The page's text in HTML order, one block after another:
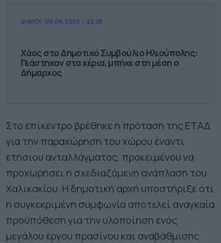
ΔΗΜΟΙ 09.06.2026 - 22.18
Χάος στο Δημοτικό Συμβούλιο Ηλιούπολης:
Πιάστηκαν στα χέρια, μπήκε στη μέση ο
Δήμαρχος
Στο επίκεντρο βρέθηκε η πρόταση της ΕΤΑΔ
για την παραχώρηση του χώρου έναντι
ετήσιου ανταλλάγματος, προκειμένου να
προχωρήσει η σχεδιαζόμενη ανάπλαση του
Χαλικακίου. Η δημοτική αρχή υποστήριξε ότι
η συγκεκριμένη συμφωνία αποτελεί αναγκαία
προϋπόθεση για την υλοποίηση ενός
μεγάλου έργου πρασίνου και αναβάθμισης